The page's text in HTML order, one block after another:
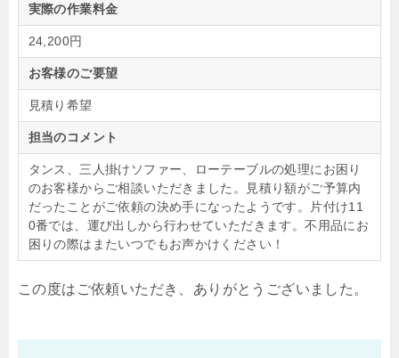
実際の作業料金
24,200円
お客様のご要望
見積り希望
担当のコメント
タンス、三人掛けソファー、ローテーブルの処理にお困り
のお客様からご相談いただきました。見積り額がご予算内
だったことがご依頼の決め手になったようです。片付け11
0番では、運び出しから行わせていただきます。不用品にお
困りの際はまたいつでもお声かけください！
この度はご依頼いただき、ありがとうございました。